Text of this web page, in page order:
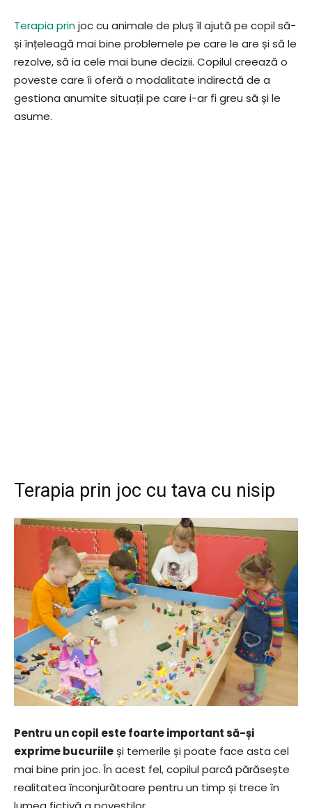
Terapia prinjoc cu animale de pluș îl ajută pe copil să-
și înțeleagă mai bine problemele pe care le are și să le
rezolve, să ia cele mai bune decizii. Copilul creează o
poveste care îi oferă o modalitate indirectă de a
gestiona anumite situații pe care i-ar fi greu să și le
asume.
Terapia prin joc cu tava cu nisip
Pentru un copil este foarte important să-și
exprime bucuriileși temerile și poate face asta cel
mai bine prin joc. În acest fel, copilul parcă părăsește
realitatea înconjurătoare pentru un timp și trece în